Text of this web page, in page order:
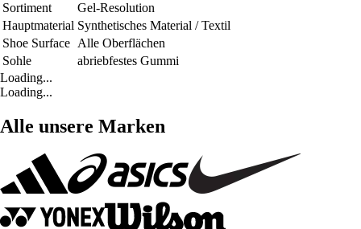
Sortiment
Gel-Resolution
Hauptmaterial Synthetisches Material / Textil
Shoe Surface Alle Oberflächen
Sohle
abriebfestes Gummi
Loading...
Loading...
Alle unsere Marken